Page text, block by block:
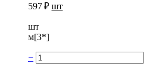
597₽ шт
шт
м[3*]
−